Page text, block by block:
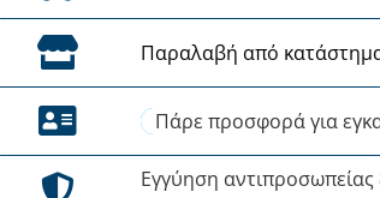
Παραλαβή από
Πάρε προσφορά για
Εγγύηση αντιπροσωπείας